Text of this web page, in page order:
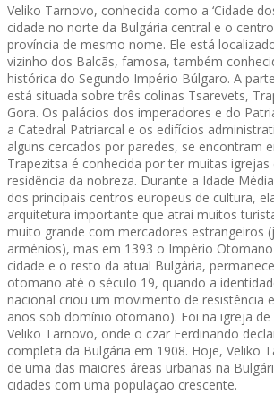
Veliko Tarnovo, conhecida como a ‘Cidade
cidade no norte da Bulgária central e o
província de mesmo nome. Ele está
vizinho dos Balcãs, famosa, também
histórica do Segundo Império Búlgaro. A
está situada sobre três colinas Tsarevets,
Gora. Os palácios dos imperadores e do
a Catedral Patriarcal e os edifícios
alguns cercados por paredes, se encontram
Trapezitsa é conhecida por ter muitas
residência da nobreza. Durante a Idade
dos principais centros europeus de cultura,
arquitetura importante que atrai muitos
muito grande com mercadores estrangeiros
arménios), mas em 1393 o Império
cidade e o resto da atual Bulgária,
otomano até o século 19, quando a
nacional criou um movimento de resistência
anos sob domínio otomano). Foi na igreja
Veliko Tarnovo, onde o czar Ferdinando
completa da Bulgária em 1908. Hoje, Veliko
de uma das maiores áreas urbanas na
cidades com uma população crescente.